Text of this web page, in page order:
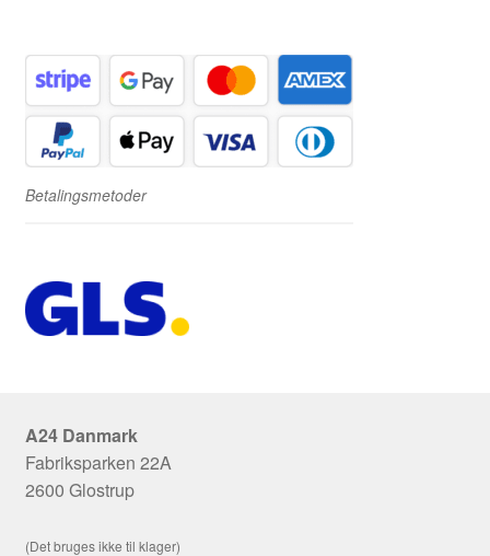
Betalingsmetoder
A24 Danmark
Fabriksparken 22A
2600 Glostrup
(Det bruges ikke til klager)